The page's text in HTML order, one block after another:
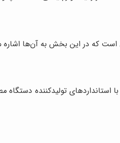
است که در این بخش به آن‌ها اشاره
تولیدکننده دستگاه